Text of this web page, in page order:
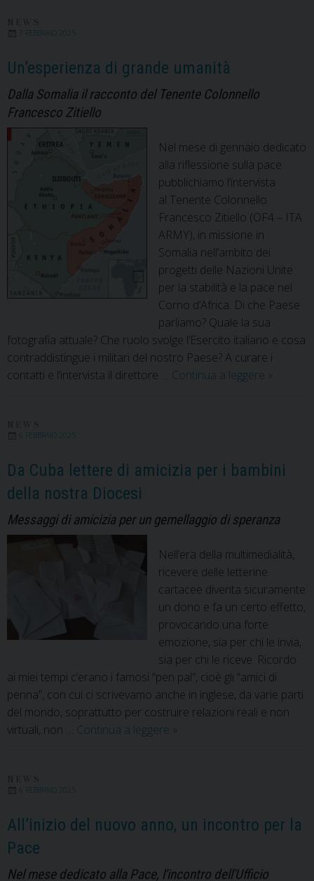
con
Caritas
e
7 FEBBRAIO 2025
Un’esperienza di grande umanità
Dalla Somalia il racconto del Tenente Colonnello
Francesco Zitiello
Nel mese di gennaio dedicato
alla riflessione sulla pace
pubblichiamo l’intervista
al Tenente Colonnello
Francesco Zitiello (OF4 – ITA
ARMY), in missione in
Somalia nell’ambito dei
progetti delle Nazioni Unite
per la stabilità e la pace nel
Corno d’Africa. Di che Paese
parliamo? Quale la sua
fotografia attuale? Che ruolo svolge l’Esercito italiano e cosa
contraddistingue i militari del nostro Paese? A curare i
contatti e l’intervista il direttore … Continua a leggere »
6 FEBBRAIO 2025
Da Cuba lettere di amicizia per i bambini
della nostra Diocesi
Messaggi di amicizia per un gemellaggio di speranza
Nell’era della multimedialità,
ricevere delle letterine
cartacee diventa sicuramente
un dono e fa un certo effetto,
provocando una forte
emozione, sia per chi le invia,
sia per chi le riceve. Ricordo
ai miei tempi c’erano i famosi “pen pal”, cioè gli “amici di
penna”, con cui ci scrivevamo anche in inglese, da varie parti
del mondo, soprattutto per costruire relazioni reali e non
virtuali, non … Continua a leggere Da
i
della
»
6 FEBBRAIO 2025
All’inizio del nuovo anno, un incontro per la
Pace
Nel mese dedicato alla Pace, l'incontro dell'Ufficio